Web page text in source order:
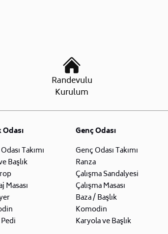
Randevulu
Kurulum
Takımı
Başlık
Masası
Genç Odası
Genç Odası Takımı
Ranza
Çalışma Sandalyesi
Çalışma Masası
Baza / Başlık
Komodin
Karyola ve Başlık